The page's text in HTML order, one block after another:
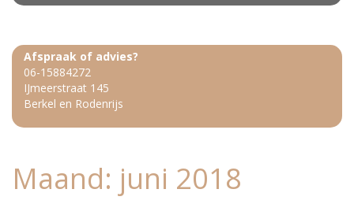
Afspraak of advies?
06-15884272
IJmeerstraat 145
Berkel en Rodenrijs
Maand: juni 2018